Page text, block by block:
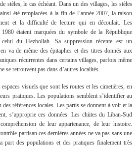
stèles, le cas échéant. Dans un des villages, les stèles
été remplacées à la fin de l’année 2007, la raison
et la difficulté de lecture qui en découlait. Les
1980 étaient marquées du symbole de la République
du Hezbollah. Sa suppression récente est un
va de même des épitaphes et des titres donnés aux
récurrentes dans certains villages, parfois même
se retrouvent pas dans d’autres localités.
visuels que sont les routes et les cimetières, en
pratiques. Les populations semblent s’identifier au
références locales. Les partis se donnent à voir et la
s’approprie ces données. Les chiites du Liban-Sud
de leur appartenance, de leur histoire.
partisan ces dernières années ne va pas sans une
part des populations et des pratiques finalement très